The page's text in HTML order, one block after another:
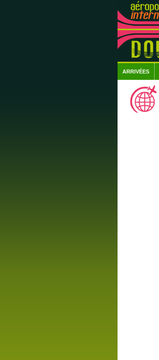
ARRIVÉES